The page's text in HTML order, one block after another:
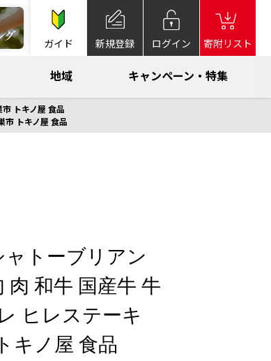
ガイド 新規登録 ログイン 寄附リスト
地域 キャンペーン・特集
トキノ屋 食品
市 トキノ屋 食品
ャトーブリアン
肉 和牛 国産牛 牛
ヒレステーキ
キノ屋 食品